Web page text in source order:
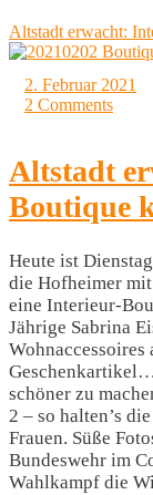
Altstadt erwacht:
2. Februar 2021
2 Comments
Altstadt
Boutique
Heute ist
die Hofheimer
eine Interieur-
Jährige Sabrina
Geschenkartikel…
schöner zu
2 – so halten’s
Frauen. Süße
Bundeswehr im
Wahlkampf die